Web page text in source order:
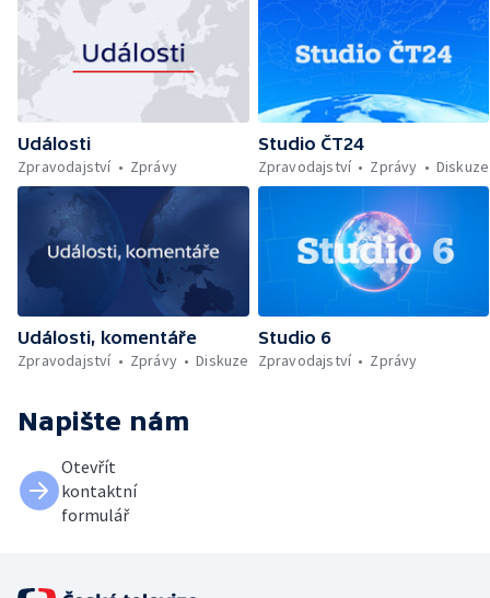
Události
Zpravodajství
Zprávy
Studio ČT24
Zpravodajství
Zprávy Diskuze
Události, komentáře
Zpravodajství
Zprávy Diskuze
Studio 6
Zpravodajství
Zprávy
Napište nám
Otevřít
kontaktní
formulář